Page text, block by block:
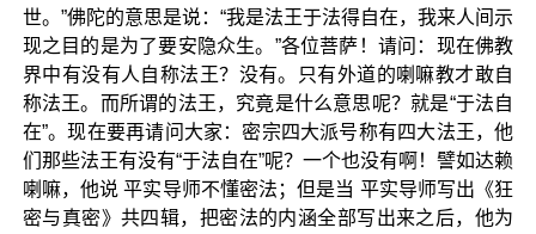
世。”佛陀的意思是说：“我是法王于法得自在，我来人间示
现之目的是为了要安隐众生。”各位菩萨！请问：现在佛教
界中有没有人自称法王？没有。只有外道的喇嘛教才敢自
称法王。而所谓的法王，究竟是什么意思呢？就是“于法自
在”。现在要再请问大家：密宗四大派号称有四大法王，他
们那些法王有没有“于法自在”呢？一个也没有啊！譬如达赖
喇嘛，他说 平实导师不懂密法；但是当 平实导师写出《狂
密与真密》共四辑，把密法的内涵全部写出来之后，他为